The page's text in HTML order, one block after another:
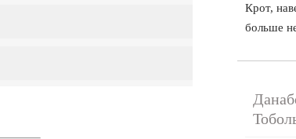
Крот,
больше